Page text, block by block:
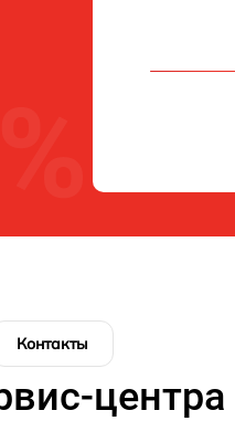
Контакты
центра